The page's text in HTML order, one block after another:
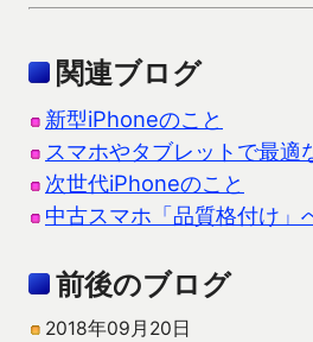
関連ブログ
新型iPhoneのこと
スマホやタブレットで最適
次世代iPhoneのこと
中古スマホ「品質格付け」
前後のブログ
2018年09月20日